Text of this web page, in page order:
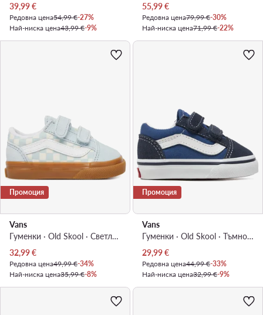
Актуална цена
39,99€
Редовна цена54,99 €-27%
Най-ниска цена43,99 €-9%
Актуална цена
55,99€
Редовна цена79,99 €-30%
Най-ниска цена71,99 €-22%
Промоция
Vans
Гуменки · Old Skool · Светлосин
Актуална цена
32,99€
Редовна цена49,99 €-34%
Най-ниска цена35,99 €-8%
Промоция
Vans
Гуменки · Old Skool · Тъмносин
Актуална цена
29,99€
Редовна цена44,99 €-33%
Най-ниска цена32,99 €-9%